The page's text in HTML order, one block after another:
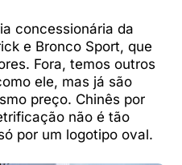
concessionária da
e Bronco Sport, que
Fora, temos outros
ele, mas já são
preço. Chinês por
não é tão
por um logotipo oval.